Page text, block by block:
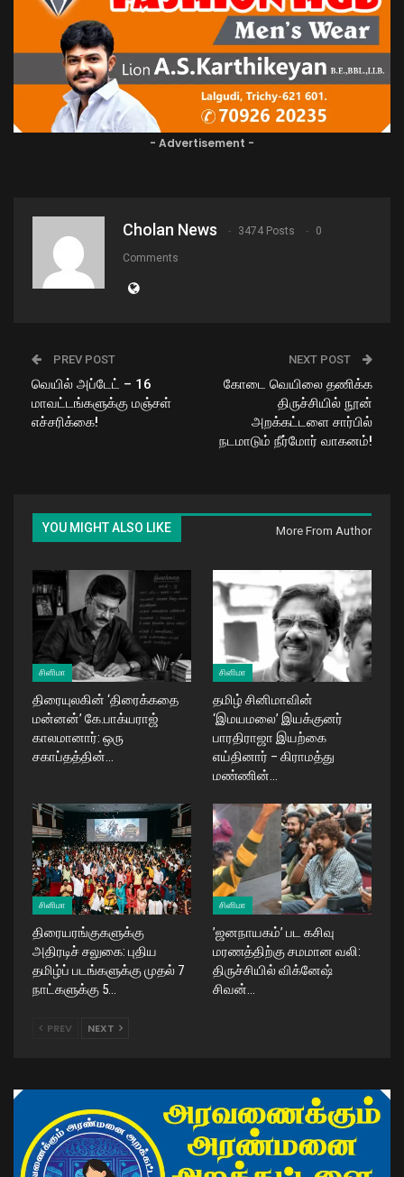
- Advertisement -
Cholan News 3474 Posts 0
Comments
PREV POST
வெயில் அப்டேட் – 16
மாவட்டங்களுக்கு மஞ்சள்
எச்சரிக்கை!
NEXT POST
கோடை வெயிலை தணிக்க
திருச்சியில் நூன்
அறக்கட்டளை சார்பில்
நடமாடும் நீர்மோர் வாகனம்!
YOU MIGHT ALSO LIKE More From Author
சினிமா
திரையுலகின் ‘திரைக்கதை
மன்னன்’ கே.பாக்யராஜ்
காலமானார்: ஒரு
சகாப்தத்தின்…
சினிமா
தமிழ் சினிமாவின்
‘இமயமலை’ இயக்குனர்
பாரதிராஜா இயற்கை
எய்தினார் – கிராமத்து
மண்ணின்…
சினிமா
திரையரங்குகளுக்கு
அதிரடிச் சலுகை: புதிய
தமிழ்ப் படங்களுக்கு முதல் 7
நாட்களுக்கு 5…
சினிமா
​’ஜனநாயகம்’ பட கசிவு
மரணத்திற்கு சமமான வலி:
திருச்சியில் விக்னேஷ்
சிவன்…
PREV NEXT